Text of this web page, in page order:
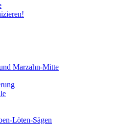
Marzahn-Mitte
Löten-Sägen